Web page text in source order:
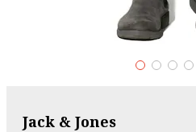
Jack & Jones